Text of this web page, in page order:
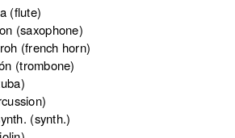
(flute)
(saxophone)
(french horn)
(trombone)
(synth.)